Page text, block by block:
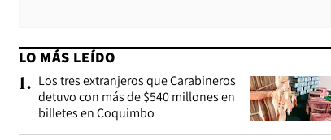
LO MÁS LEÍDO
1. Los tres extranjeros que Carabineros
detuvo con más de $540 millones en
billetes en Coquimbo